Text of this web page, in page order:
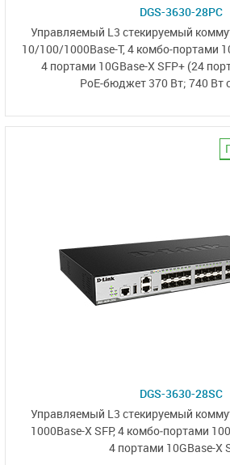
DGS-3630-28PC
Управляемый L3 стекируемый
10/100/1000Base-T,4 комбо‑портами
4 портами 10GBase-X SFP+ (24
PoE‑бюджет 370 Вт; 740 Вт
DGS-3630-28SC
Управляемый L3 стекируемый
1000Base-X SFP, 4 комбо‑портами
4 портами 10GBase-X